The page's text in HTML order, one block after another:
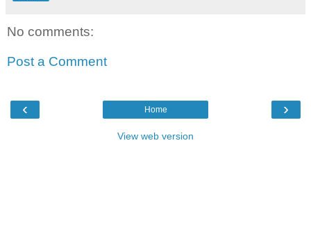
No comments:
Post a Comment
‹ ›
Home
View web version